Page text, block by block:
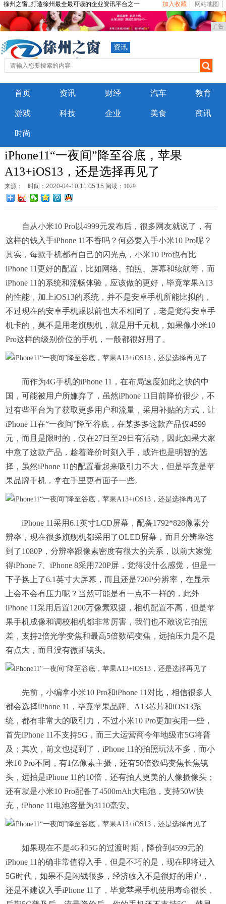
徐州之窗_打造徐州最全最可读的企业资讯平台之一 加入收藏 网站地图
广告
资讯
首页 资讯 财经 汽车 教育
游戏 科技 企业 美食 商讯
时尚
iPhone11“一夜间”降至谷底，苹果
A13+iOS13，还是选择再见了
来源： 时间：2020-04-10 11:05:15 阅读：1029
自从小米10 Pro以4999元发布后，很多网友就说了，有
这样的钱入手iPhone 11不香吗？何必要入手小米10 Pro呢？
其实，每款手机都有自己的闪光点，小米10 Pro也有比
iPhone 11更好的配置，比如网络、拍照、屏幕和续航等，而
iPhone 11的系统和流畅体验，应该做的更好，毕竟苹果A13
的性能，加上iOS13的系统，并不是安卓手机所能比拟的，
不过现在的安卓手机跟以前也大不相同了，老是觉得安卓手
机卡的，莫不是用老旗舰机，就是用千元机，如果像小米10
Pro这样的级别价位的手机，一般都很好用了。
而作为4G手机的iPhone 11，在布局速度如此之快的中
国，可能被用户所嫌弃了，虽然iPhone 11目前降价很少，不
过有些平台为了获取更多用户和流量，采用补贴的方式，让
iPhone 11在“一夜间”降至谷底，在某多多这款产品仅4599
元，而且是限时的，仅在27日至29日有活动，因此如果大家
中意了这款产品，趁着降价时刻入手，或许也是明智的选
择，虽然iPhone 11的配置看起来吸引力不大，但是毕竟是苹
果品牌手机，拿在手里更有面子一些。
iPhone 11采用6.1英寸LCD屏幕，配备1792*828像素分
辨率，现在很多旗舰机都采用了OLED屏幕，而且分辨率达
到了1080P，分辨率跟像素密度有很大的关系，以前大家觉
得iPhone 7、iPhone 8采用720P屏，觉得没什么感觉，但是一
下子换上了6.1英寸大屏幕，而且还是720P分辨率，在显示
上会不会有压力呢？当然可能是有一点不一样的，此外
iPhone 11采用后置1200万像素双摄，相机配置不高，但是苹
果手机成像和调校相机都非常厉害，我们也不敢说它拍照
差，支持2倍光学变焦和最高5倍数码变焦，远拍压力是不是
有点大，而且没有微距镜头。
先前，小编拿小米10 Pro和iPhone 11对比，相信很多人
都会选择iPhone 11，毕竟苹果品牌、A13芯片和iOS13系
统，都有非常大的吸引力，不过小米10 Pro更加实用一些，
首先iPhone 11不支持5G，而三大运营商今年地级市5G将普
及；其次，前文也提到了，iPhone 11的拍照玩法不多，而小
米10 Pro不同，有1亿像素主摄，还有50倍数码变焦长焦镜
头，远拍是iPhone 11的10倍，还有拍人更美的人像摄像头；
还有就是小米10 Pro配备了4500mAh大电池，支持50W快
充，iPhone 11电池容量为3110毫安。
如果现在不是4G和5G的过渡时期，降价到4599元的
iPhone 11的确非常值得入手，但是不巧的是，现在即将进入
5G时代，如果不是闲钱很多，经济收入不是很好的用户，
还是不建议入手iPhone 11了，毕竟苹果手机使用寿命很长，